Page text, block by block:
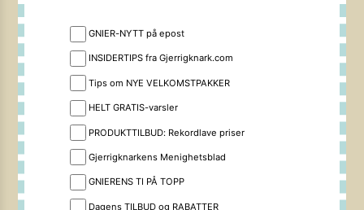
GNIER-NYTT på epost
INSIDERTIPS fra Gjerrigknark.com
Tips om NYE VELKOMSTPAKKER
HELT GRATIS-varsler
PRODUKTTILBUD: Rekordlave priser
Gjerrigknarkens Menighetsblad
GNIERENS TI PÅ TOPP
Dagens TILBUD og RABATTER